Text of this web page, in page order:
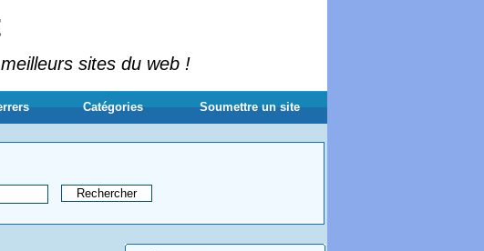
sites du web !
Catégories Soumettre un site